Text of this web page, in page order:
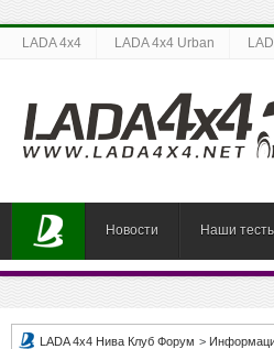
LADA 4x4 LADA 4x4 Urban
Новости Наши
LADA 4x4 Нива Клуб Форум >